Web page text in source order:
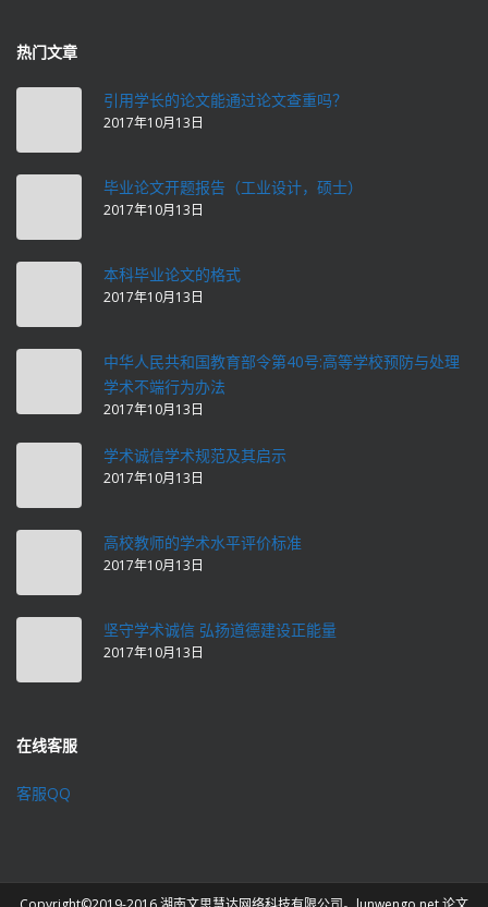
热门文章
引用学长的论文能通过论文查重吗？
2017年10月13日
毕业论文开题报告（工业设计，硕士）
2017年10月13日
本科毕业论文的格式
2017年10月13日
中华人民共和国教育部令第40号:高等学校预防与处理
学术不端行为办法
2017年10月13日
学术诚信学术规范及其启示
2017年10月13日
高校教师的学术水平评价标准
2017年10月13日
坚守学术诚信 弘扬道德建设正能量
2017年10月13日
在线客服
客服QQ